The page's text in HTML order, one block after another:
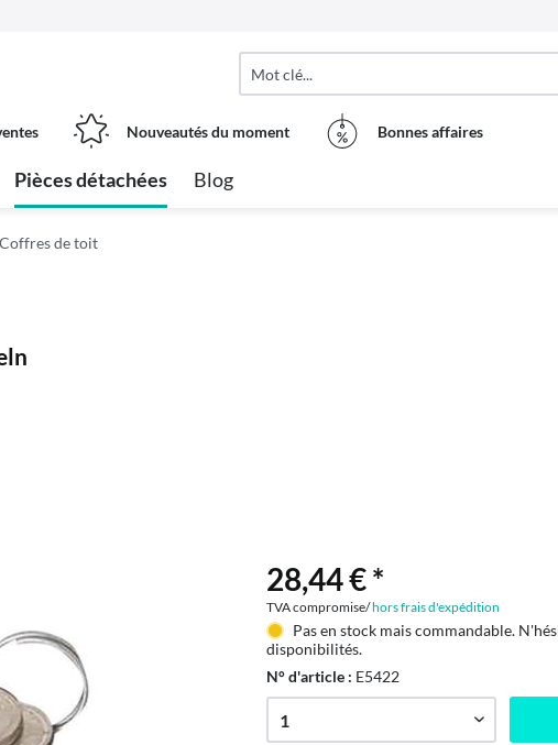
Nouveautés du moment Bonnes affaires
Pièces détachées Blog
Coffres de toit
28,44 € *
TVA compromise/hors frais d'expédition
Pas en stock mais commandable.
disponibilités.
N° d'article : E5422